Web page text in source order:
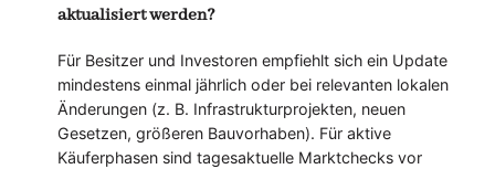
aktualisiert werden?
Für Besitzer und Investoren empfiehlt sich ein Update
mindestens einmal jährlich oder bei relevanten lokalen
Änderungen (z. B. Infrastrukturprojekten, neuen
Gesetzen, größeren Bauvorhaben). Für aktive
Käuferphasen sind tagesaktuelle Marktchecks vor